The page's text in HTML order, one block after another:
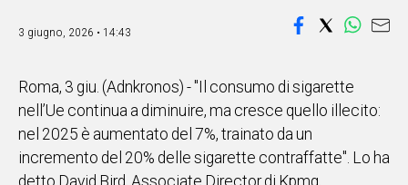
GALLURA
MEDIO
CAMPIDANO
ALTRE
NOTIZIE
3 giugno, 2026 • 14:43
Roma, 3 giu. (Adnkronos) - "Il consumo di sigarette
nell’Ue continua a diminuire, ma cresce quello illecito:
nel 2025 è aumentato del 7%, trainato da un
incremento del 20% delle sigarette contraffatte". Lo ha
detto David Bird, Associate Director di Kpmg,